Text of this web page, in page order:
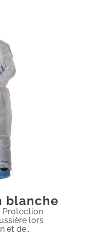
blanche
Protection
lors
et de...